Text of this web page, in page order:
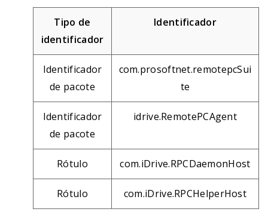
Tipo de
identificador
Identificador
Identificador
de pacote
com.prosoftnet.remotepcSui
te
Identificador
de pacote
idrive.RemotePCAgent
Rótulo com.iDrive.RPCDaemonHost
Rótulo com.iDrive.RPCHelperHost